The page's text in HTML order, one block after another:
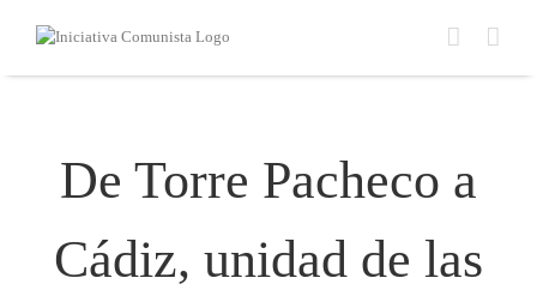
De Torre Pacheco a
Cádiz, unidad de las